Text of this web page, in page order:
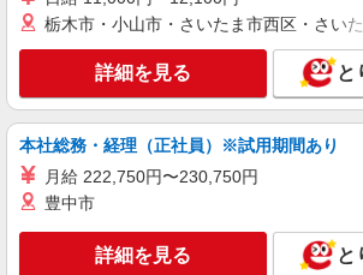
キープ 詳
ライフ中野坂上店（店舗コード896）
作業場清掃
ライフ中野坂上店 東京
キープ
栃木市・小山市・さいたま市西区・さい
詳細を見る と
本社総務・経理（正社員）※試用期間あり
月給 222,750円〜230,750円
豊中市
詳細を見る と